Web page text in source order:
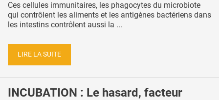
Ces cellules immunitaires, les phagocytes du microbiote
qui contrôlent les aliments et les antigènes bactériens dans
les intestins contrôlent aussi la ...
LIRE LA SUITE
INCUBATION : Le hasard, facteur